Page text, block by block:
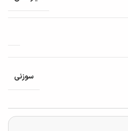
سوزنی